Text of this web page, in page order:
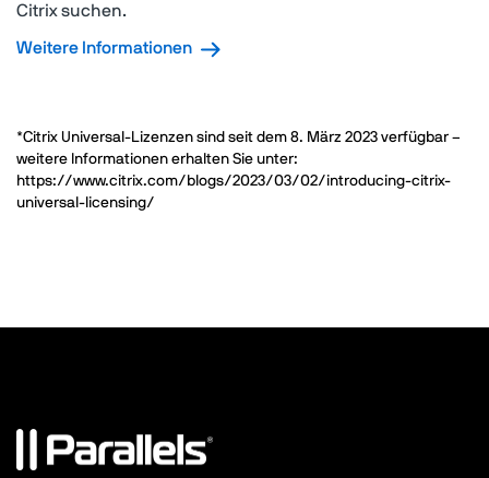
Citrix suchen.
Weitere Informationen
*Citrix Universal-Lizenzen sind seit dem 8. März 2023 verfügbar –
weitere Informationen erhalten Sie unter:
https://www.citrix.com/blogs/2023/03/02/introducing-citrix-
universal-licensing/